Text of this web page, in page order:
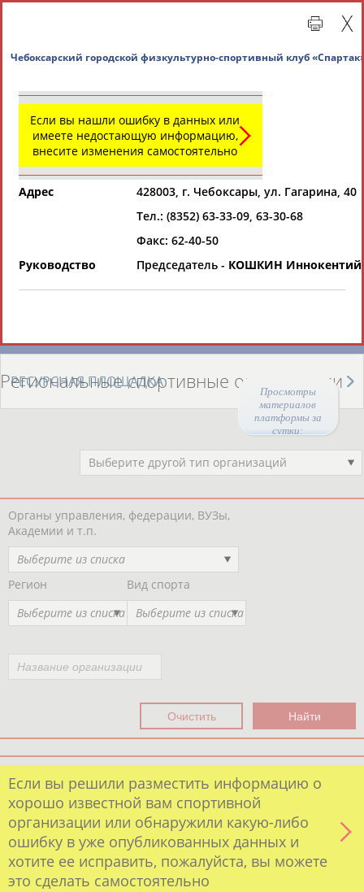
Просмотры
материалов
платформы за
сутки:
Региональные спортивные организации
СВОДНЫЕ ИНДЕКСЫ
РЕСУРСНАЯ ПЛОЩАДКА
Региональные спортивные организации
Выберите другой тип организаций
Органы управления, федерации, ВУЗы,
Академии и т.п.
Выберите из списка
Регион
Выберите из списка
Вид спорта
Выберите из списка
Если вы решили разместить информацию о
хорошо известной вам спортивной
организации или обнаружили какую-либо
ошибку в уже опубликованных данных и
хотите ее исправить, пожалуйста, вы можете
это сделать самостоятельно
Если вы нашли ошибку в данных или
имеете недостающую информацию,
внесите изменения самостоятельно
Адрес
428003, г. Чебоксары, ул. Гагарина, 40
Тел.: (8352) 63-33-09, 63-30-68
Факс: 62-40-50
Руководство
Председатель - КОШКИН Иннокентий